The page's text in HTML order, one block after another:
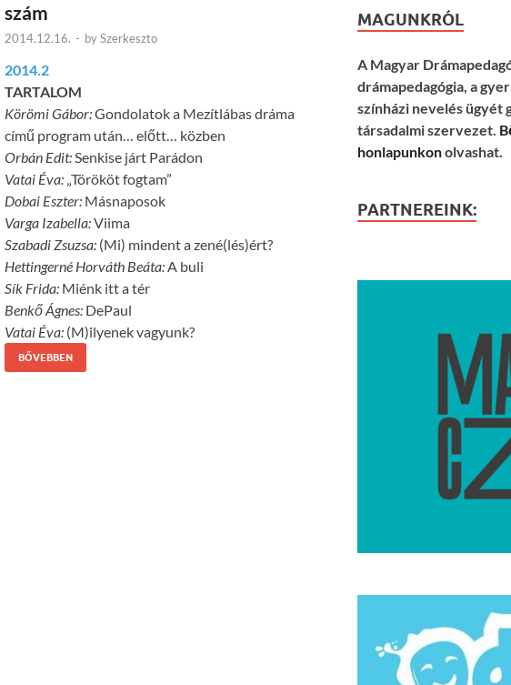
szám
2014.12.16. - bySzerkeszto
2014.2
TARTALOM
Körömi Gábor:Gondolatok a Mezítlábas dráma
című program után… előtt… közben
Orbán Edit:Senkise járt Parádon
Vatai Éva: „Törököt fogtam”
Dobai Eszter: Másnaposok
Varga Izabella:Viima
Szabadi Zsuzsa: (Mi) mindent a zené(lés)ért?
Hettingerné Horváth Beáta:A buli
Sík Frida: Miénk itt a tér
Benkő Ágnes: DePaul
Vatai Éva: (M)ilyenek vagyunk?
BŐVEBBEN
MAGUNKRÓL
A Magyar
drámapedagógia, a
színházi nevelés ügyét
társadalmi szervezet.
honlapunkonolvashat.
PARTNEREINK: